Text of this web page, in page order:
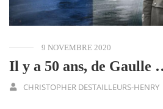
9 NOVEMBRE 2020
Il y a 50 ans, de Gaulle
CHRISTOPHER DESTAILLEURS-HENRY